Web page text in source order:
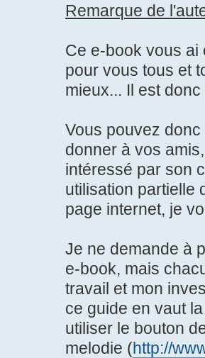
Remarque de
Ce e-book vous ai
pour vous tous et
mieux... Il est
Vous pouvez
donner à vos
intéressé par son
utilisation partielle
page internet, je
Je ne demande à
e-book, mais
travail et mon
ce guide en vaut
utiliser le bouton
melodie (http://